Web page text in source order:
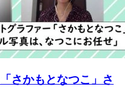
さかもとなつこ」さ